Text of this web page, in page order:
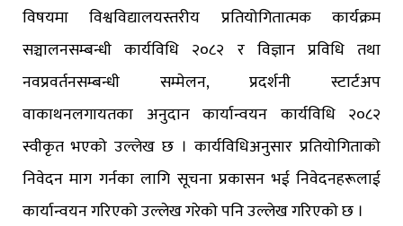
विषयमा विश्वविद्यालयस्तरीय प्रतियोगितात्मक कार्यक्रम
सञ्चालनसम्बन्धी कार्यविधि २०८२ र विज्ञान प्रविधि तथा
नवप्रवर्तनसम्बन्धी सम्मेलन, प्रदर्शनी स्टार्टअप
वाकाथनलगायतका अनुदान कार्यान्वयन कार्यविधि २०८२
स्वीकृत भएको उल्लेख छ । कार्यविधिअनुसार प्रतियोगिताको
निवेदन माग गर्नका लागि सूचना प्रकासन भई निवेदनहरूलाई
कार्यान्वयन गरिएको उल्लेख गरेको पनि उल्लेख गरिएको छ ।